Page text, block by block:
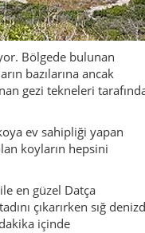
Bölgede bulunan
bazılarına ancak
gezi tekneleri
ev sahipliği yapan
koyların hepsini
en güzel Datça
çıkarırken sığ
içinde